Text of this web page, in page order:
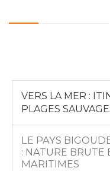
VERS LA MER :
PLAGES
LE PAYS
: NATURE BRUTE
MARITIMES